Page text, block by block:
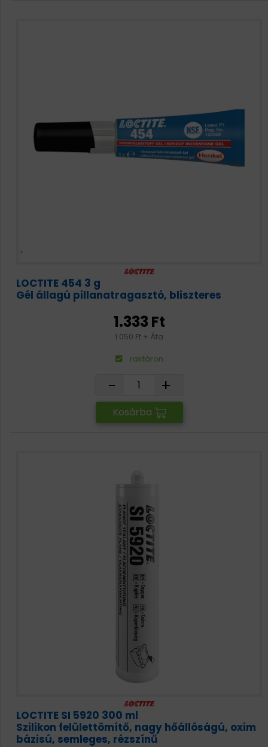
LOCTITE 454 3 g
Gél állagú pillanatragasztó, bliszteres
1.333 Ft
1.050 Ft + Áfa
raktáron
- +
Kosárba
LOCTITE SI 5920 300 ml
Szilikon felülettömítő, nagy hőállóságú, oxim
bázisú, semleges, rézszínű